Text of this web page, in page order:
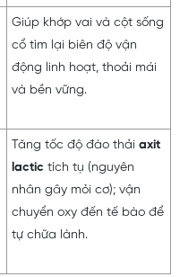
Giúp khớp vai và cột sống
cổ tìm lại biên độ vận
động linh hoạt, thoải mái
và bền vững.
Tăng tốc độ đào thải axit
lactic tích tụ (nguyên
nhân gây mỏi cơ); vận
chuyển oxy đến tế bào để
tự chữa lành.